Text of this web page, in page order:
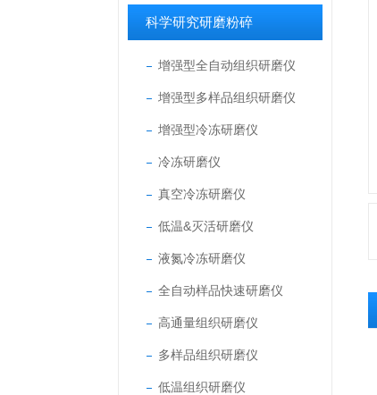
科学研究研磨粉碎
增强型全自动组织研磨仪
增强型多样品组织研磨仪
增强型冷冻研磨仪
冷冻研磨仪
真空冷冻研磨仪
低温&灭活研磨仪
液氮冷冻研磨仪
全自动样品快速研磨仪
高通量组织研磨仪
多样品组织研磨仪
低温组织研磨仪